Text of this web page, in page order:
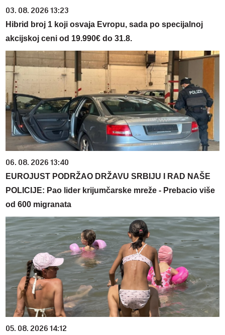
03. 08. 2026 13:23
Hibrid broj 1 koji osvaja Evropu, sada po specijalnoj
akcijskoj ceni od 19.990€ do 31.8.
06. 08. 2026 13:40
EUROJUST PODRŽAO DRŽAVU SRBIJU I RAD NAŠE
POLICIJE: Pao lider krijumčarske mreže - Prebacio više
od 600 migranata
05. 08. 2026 14:12